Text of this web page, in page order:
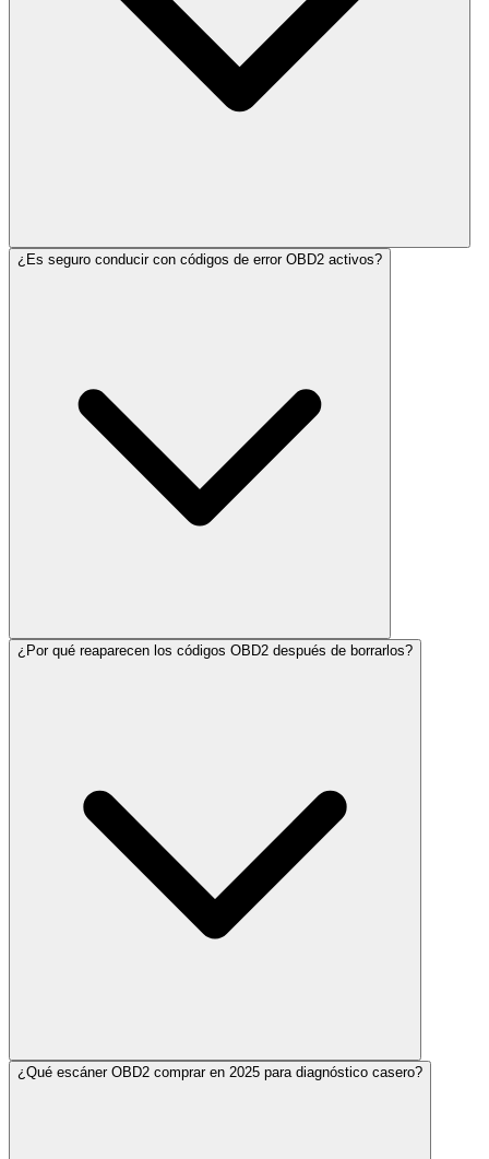
¿Es seguro conducir con códigos de error OBD2 activos?
¿Por qué reaparecen los códigos OBD2 después de borrarlos?
¿Qué escáner OBD2 comprar en 2025 para diagnóstico casero?